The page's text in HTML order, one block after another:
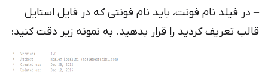
نام فونت، باید نام فونتی که در فایل استایل
کردید را قرار بدهید. به نمونه زیر دقت کنید: